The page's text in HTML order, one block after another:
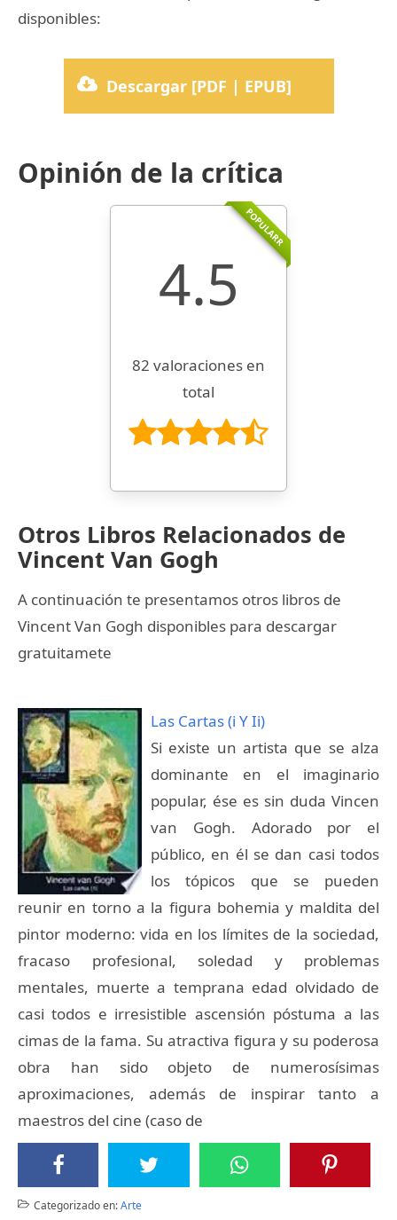
disponibles:
Descargar [PDF | EPUB]
Opinión de la crítica
POPULARR
4.5
82 valoraciones en
total
Otros Libros Relacionados de
Vincent Van Gogh
A continuación te presentamos otros libros de
Vincent Van Gogh disponibles para descargar
gratuitamete
Las Cartas (i Y Ii)
Si existe un artista que se alza
dominante en el imaginario
popular, ése es sin duda Vincen
van Gogh. Adorado por el
público, en él se dan casi todos
los tópicos que se pueden
reunir en torno a la figura bohemia y maldita del
pintor moderno: vida en los límites de la sociedad,
fracaso profesional, soledad y problemas
mentales, muerte a temprana edad olvidado de
casi todos e irresistible ascensión póstuma a las
cimas de la fama. Su atractiva figura y su poderosa
obra han sido objeto de numerosísimas
aproximaciones, además de inspirar tanto a
maestros del cine (caso de
Categorizado en:Arte